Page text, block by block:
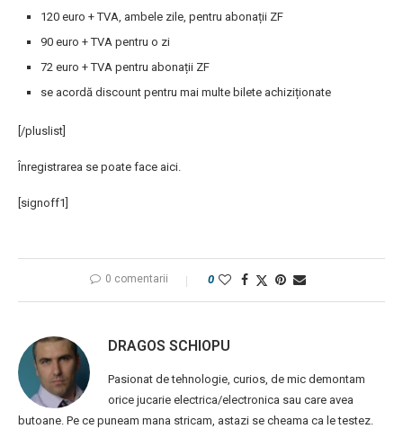
120 euro + TVA, ambele zile, pentru abonații ZF
90 euro + TVA pentru o zi
72 euro + TVA pentru abonații ZF
se acordă discount pentru mai multe bilete achiziționate
[/pluslist]
Înregistrarea se poate face aici.
[signoff1]
0 comentarii 0
DRAGOS SCHIOPU
Pasionat de tehnologie, curios, de mic demontam
orice jucarie electrica/electronica sau care avea
butoane. Pe ce puneam mana stricam, astazi se cheama ca le testez.